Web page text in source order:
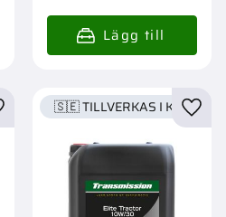
till i favoriter
🇸🇪 TILLVERKAS I